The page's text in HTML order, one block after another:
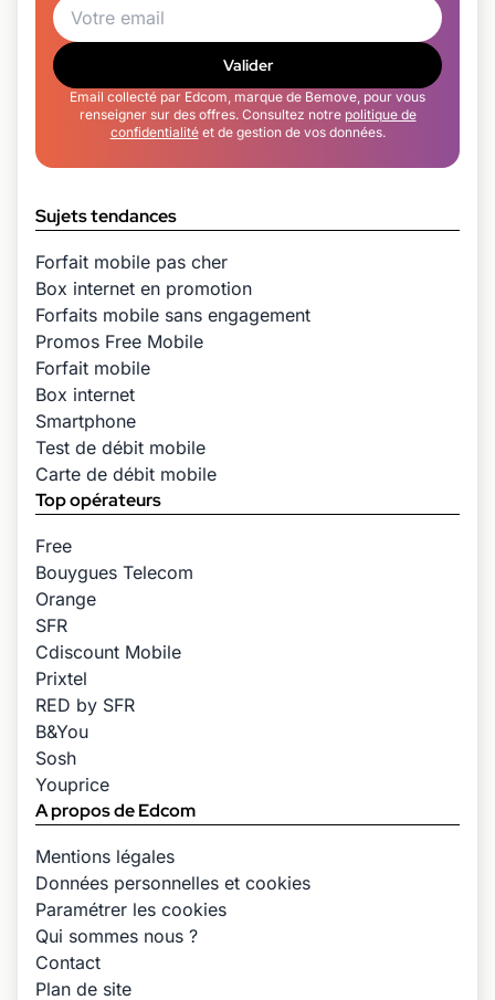
Valider
Email collecté par Edcom, marque de Bemove, pour vous
renseigner sur des offres. Consultez notre politique de
confidentialitéet de gestion de vos données.
Sujets tendances
Forfait mobile pas cher
Box internet en promotion
Forfaits mobile sans engagement
Promos Free Mobile
Forfait mobile
Box internet
Smartphone
Test de débit mobile
Carte de débit mobile
Top opérateurs
Free
Bouygues Telecom
Orange
SFR
Cdiscount Mobile
Prixtel
RED by SFR
B&You
Sosh
Youprice
A propos de Edcom
Mentions légales
Données personnelles et cookies
Paramétrer les cookies
Qui sommes nous ?
Contact
Plan de site